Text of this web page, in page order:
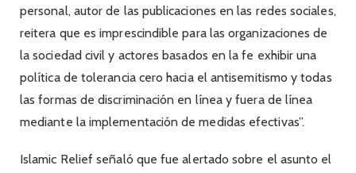
personal, autor de las publicaciones en las redes sociales,
reitera que es imprescindible para las organizaciones de
la sociedad civil y actores basados ​​en la fe exhibir una
política de tolerancia cero hacia el antisemitismo y todas
las formas de discriminación en línea y fuera de línea
mediante la implementación de medidas efectivas”.
Islamic Relief señaló que fue alertado sobre el asunto el